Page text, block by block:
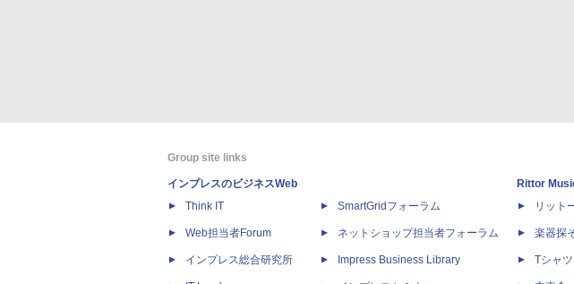
Group site links
インプレスのビジネスWeb
Think IT
Web担当者Forum
インプレス総合研究所
SmartGridフォーラム
ネットショップ担当者フォーラム
Impress Business Library
Rittor
リット
楽器探
Tシャ